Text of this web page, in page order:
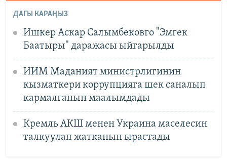
ДАГЫ КАРАҢЫЗ
Ишкер Аскар Салымбековго "Эмгек
Баатыры" даражасы ыйгарылды
ИИМ Маданият министрлигинин
кызматкери коррупцияга шек саналып
кармалганын маалымдады
Кремль АКШ менен Украина маселесин
талкуулап жатканын ырастады